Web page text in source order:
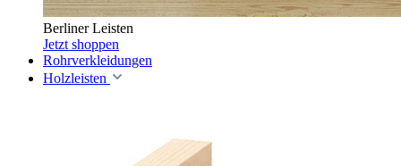
Berliner Leisten
Jetzt shoppen
Rohrverkleidungen
Holzleisten